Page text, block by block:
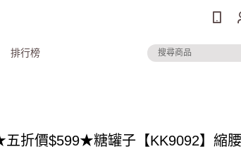
排行榜
折價$599★糖罐子【KK9092】縮